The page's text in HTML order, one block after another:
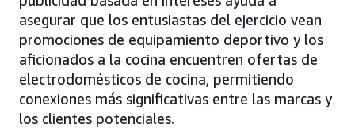
asegurar que los entusiastas del ejercicio vean
promociones de equipamiento deportivo y los
aficionados a la cocina encuentren ofertas de
electrodomésticos de cocina, permitiendo
conexiones más significativas entre las marcas y
los clientes potenciales.